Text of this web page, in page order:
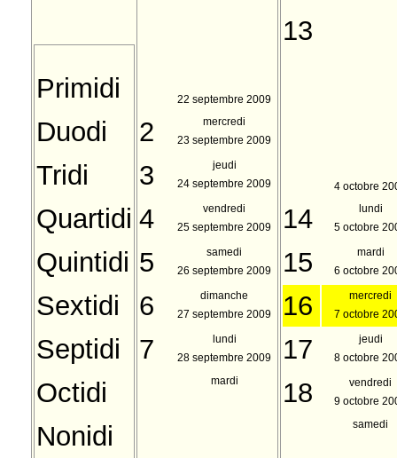
Primidi
Duodi
Tridi
Quartidi
Quintidi
Sextidi
Septidi
Octidi
Nonidi
22 septembre 2009
2
mercredi
23 septembre 2009
3
jeudi
24 septembre 2009
4
vendredi
25 septembre 2009
5
samedi
26 septembre 2009
6
dimanche
27 septembre 2009
7
lundi
28 septembre 2009
mardi
13
4 octobre
14
lundi
5 octobre
15
mardi
6 octobre
16
mercredi
7 octobre
17
jeudi
8 octobre
18
vendredi
9 octobre
samedi